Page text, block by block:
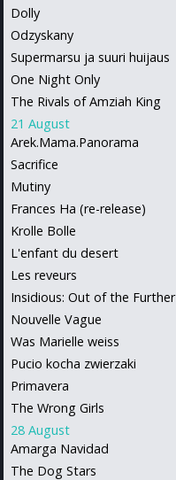
Dolly
Odzyskany
Supermarsu ja suuri huijaus
One Night Only
The Rivals of Amziah King
21 August
Arek.Mama.Panorama
Sacrifice
Mutiny
Frances Ha (re-release)
Krolle Bolle
L'enfant du desert
Les reveurs
Insidious: Out of the Further
Nouvelle Vague
Was Marielle weiss
Pucio kocha zwierzaki
Primavera
The Wrong Girls
28 August
Amarga Navidad
The Dog Stars